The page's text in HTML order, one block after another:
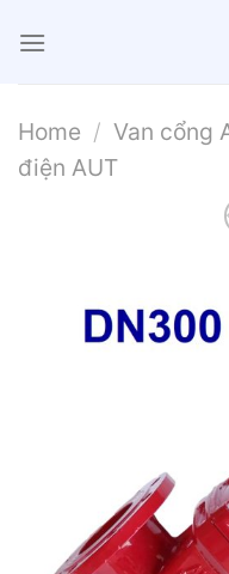
đến
Home / Van cổng
điện AUT